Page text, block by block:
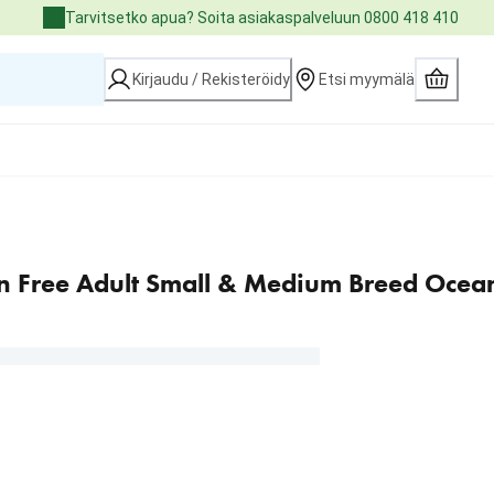
Tarvitsetko apua? Soita asiakaspalveluun 0800 418 410
Kirjaudu / Rekisteröidy Etsi myymälä
Free Adult Small & Medium Breed